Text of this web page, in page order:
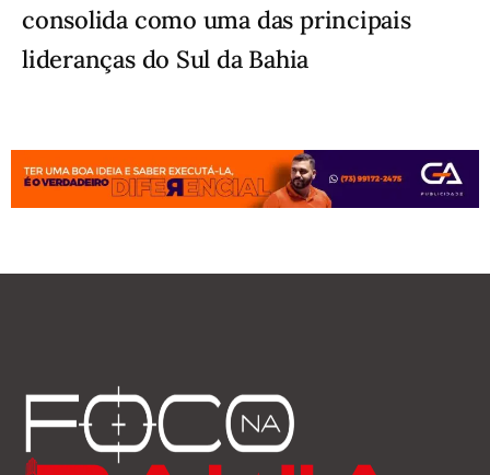
consolida como uma das principais
lideranças do Sul da Bahia